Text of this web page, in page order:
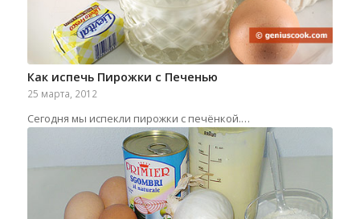
Как испечь Пирожки с Печенью
25 марта, 2012
Сегодня мы испекли пирожки с печёнкой.…